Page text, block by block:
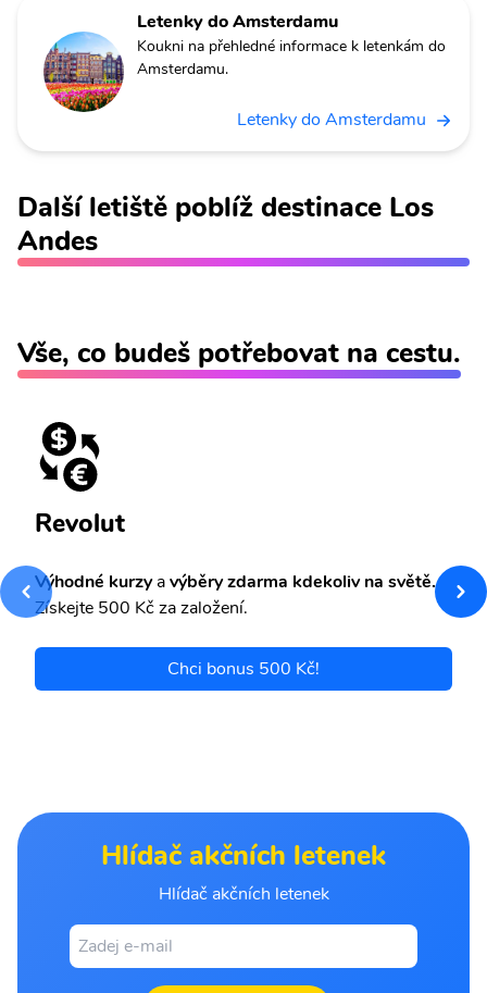
Letenky do Amsterdamu
Koukni na přehledné informace k letenkám do
Amsterdamu.
Letenky do Amsterdamu
Další letiště poblíž destinace Los
Andes
Vše, co budeš potřebovat na cestu.
Revolut
Výhodné kurzyavýběry zdarma kdekoliv na světě.
Získejte 500 Kč za založení.
Chci bonus 500 Kč!
Hlídač akčních letenek
Hlídač akčních letenek